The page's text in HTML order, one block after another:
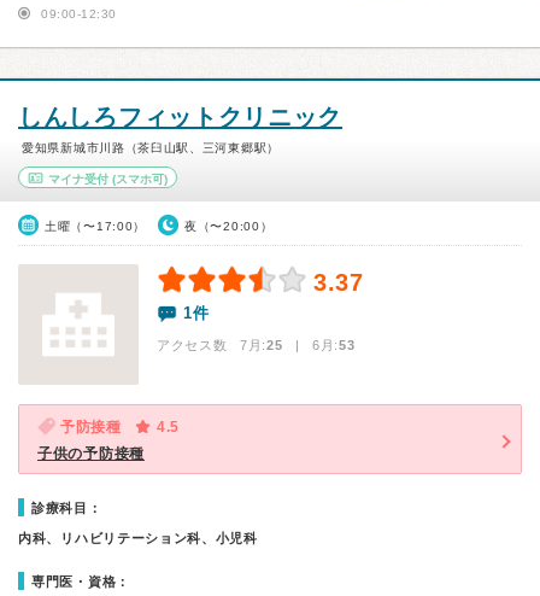
09:00-12:30
しんしろフィットクリニック
愛知県新城市川路（茶臼山駅、三河東郷駅）
マイナ受付 (スマホ可)
土曜（〜17:00） 夜（〜20:00）
3.37
1件
アクセス数 7月:25 | 6月:53
予防接種
4.5
子供の予防接種
診療科目：
内科、リハビリテーション科、小児科
専門医・資格：